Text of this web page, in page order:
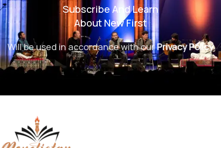
Subscribe And Learn
About New First
Will be used in accordance with ourPrivacy Policy